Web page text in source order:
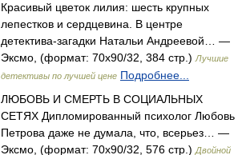
Красивый цветок лилия: шесть крупных
лепест­ков и сердцевина. В центре
детектива-загадки На­тальи Андреевой… —
Эксмо, (формат: 70x90/32, 384 стр.) Лучшие
детективы по лучшей цене Подробнее...
ЛЮБОВЬ И СМЕРТЬ В СОЦИАЛЬНЫХ
СЕТЯХ Дипломированный психолог Любовь
Петрова даже не думала, что, всерьез… —
Эксмо, (формат: 70x90/32, 576 стр.) Двойной